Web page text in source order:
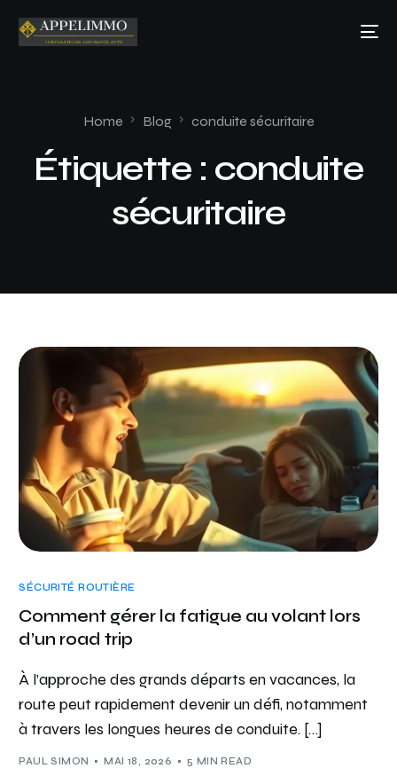
Home Blog conduite sécuritaire
Étiquette : conduite
sécuritaire
SÉCURITÉ ROUTIÈRE
Comment gérer la fatigue au volant lors
d’un road trip
À l’approche des grands départs en vacances, la
route peut rapidement devenir un défi, notamment
à travers les longues heures de conduite. […]
PAUL SIMON MAI 18, 2026 5 MIN READ